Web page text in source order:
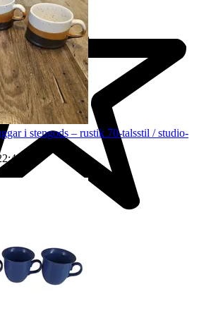
i stengods – rustik 70-talsstil / studio-